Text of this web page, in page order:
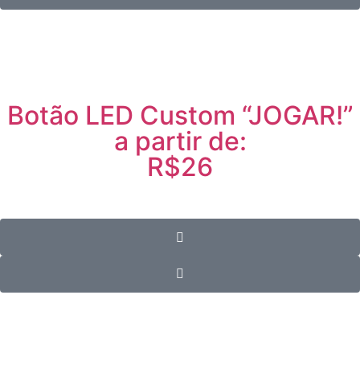
Botão LED Custom “JOGAR!”
a partir de:
R$26